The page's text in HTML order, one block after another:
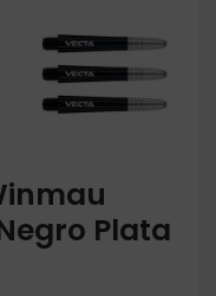
Plata